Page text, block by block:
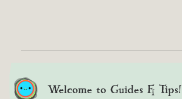
Welcome to Guides & Tips!